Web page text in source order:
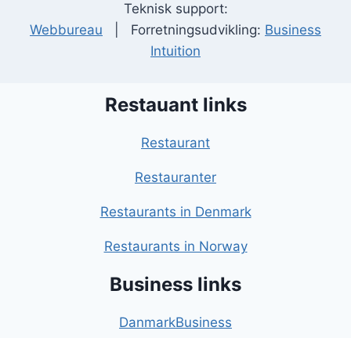
Teknisk support:
Webbureau | Forretningsudvikling: Business
Intuition
Restauant links
Restaurant
Restauranter
Restaurants in Denmark
Restaurants in Norway
Business links
DanmarkBusiness